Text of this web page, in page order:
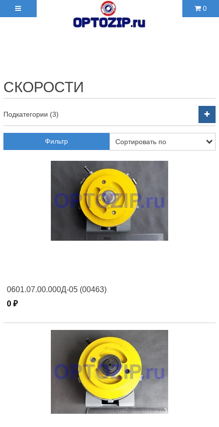
0
СКОРОСТИ
Подкатегории (3)
Фильтр
0601.07.00.000Д-05 (00463)
0 ₽